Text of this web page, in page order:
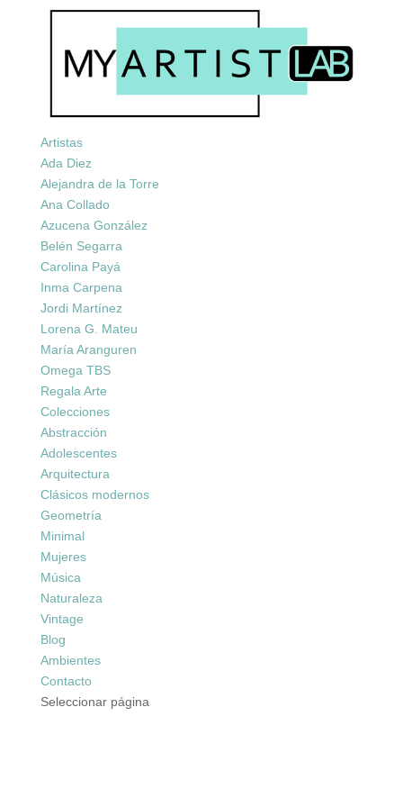
Artistas
Ada Diez
Alejandra de la Torre
Ana Collado
Azucena González
Belén Segarra
Carolina Payá
Inma Carpena
Jordi Martínez
Lorena G. Mateu
María Aranguren
Omega TBS
Regala Arte
Colecciones
Abstracción
Adolescentes
Arquitectura
Clásicos modernos
Geometría
Minimal
Mujeres
Música
Naturaleza
Vintage
Blog
Ambientes
Contacto
Seleccionar página